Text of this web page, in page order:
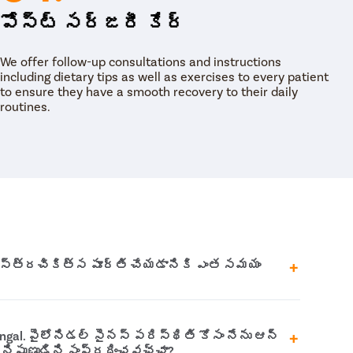
పోస్ట్ సర్జరీ కేర్
We offer follow-up consultations and instructions
including dietary tips as well as exercises to every patient
to ensure they have a smooth recovery to their daily
routines.
పూర్తి చేయడానికి ఎంత సమయం
పూర్తి చేయడానికి దాదాపు 15 నుండి
కానీ శస్త్రచికిత్స పూర్తి చేసే వ్యవధి
పైలోనిడల్ సైనస్ పరిస్థితి కోసం నేను ఆన్